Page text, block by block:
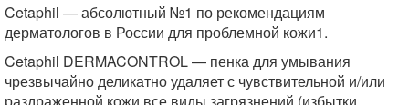
Cetaphil — абсолютный №1 по рекомендациям
дерматологов в России для проблемной кожи1.
Cetaphil DERMACONTROL — пенка для умывания
чрезвычайно деликатно удаляет с чувствительной и/или
раздраженной кожи все виды загрязнений (избытки